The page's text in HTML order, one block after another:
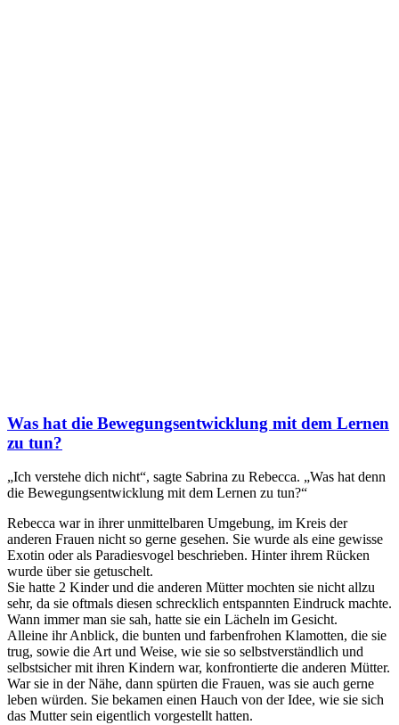
Was hat die Bewegungsentwicklung mit dem Lernen
zu tun?
„Ich verstehe dich nicht“, sagte Sabrina zu Rebecca. „Was hat denn
die Bewegungsentwicklung mit dem Lernen zu tun?“
Rebecca war in ihrer unmittelbaren Umgebung, im Kreis der
anderen Frauen nicht so gerne gesehen. Sie wurde als eine gewisse
Exotin oder als Paradiesvogel beschrieben. Hinter ihrem Rücken
wurde über sie getuschelt.
Sie hatte 2 Kinder und die anderen Mütter mochten sie nicht allzu
sehr, da sie oftmals diesen schrecklich entspannten Eindruck machte.
Wann immer man sie sah, hatte sie ein Lächeln im Gesicht.
Alleine ihr Anblick, die bunten und farbenfrohen Klamotten, die sie
trug, sowie die Art und Weise, wie sie so selbstverständlich und
selbstsicher mit ihren Kindern war, konfrontierte die anderen Mütter.
War sie in der Nähe, dann spürten die Frauen, was sie auch gerne
leben würden. Sie bekamen einen Hauch von der Idee, wie sie sich
das Mutter sein eigentlich vorgestellt hatten.